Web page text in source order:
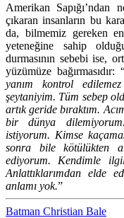
Amerikan
çıkaran insanların bu
da, bilmemiz gereken
yeteneğine sahip
durmasının sebebi ise,
yüzümüze bağırmasıdır:
yanım kontrol
şeytaniyim. Tüm sebep
artık geride bıraktım.
bir dünya
istiyorum. Kimse
sonra bile kötülükten
ediyorum. Kendimle
Anlattıklarımdan elde
anlamı yok.”
Batman Christian Bale